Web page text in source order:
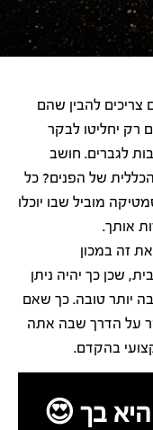
להבין שהם
רק יחליטו לבקר
לגברים. חושב
של הפנים? כל
מוביל שבו יוכלו
אותך.
זה במכון
שכן כך יהיה ניתן
יותר טובה. כך שאם
על הדרך שבה אתה
בהקדם.
בך 😍